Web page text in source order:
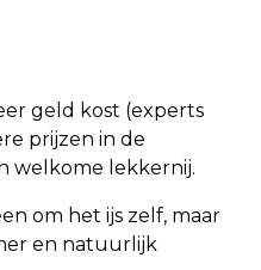
geld kost (experts
prijzen in de
welkome lekkernij.
om het ijs zelf, maar
en natuurlijk